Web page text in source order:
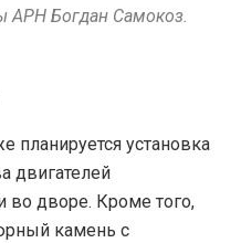
АРН Богдан Самокоз.
установка
двигателей
во дворе. Кроме того,
камень с